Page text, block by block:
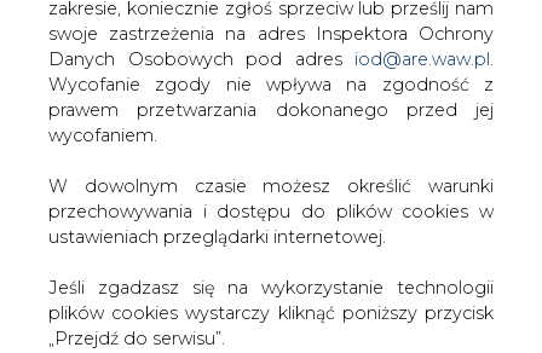
prawem przetwarzania dokonanego przed jej
wycofaniem.
W dowolnym czasie możesz określić warunki
przechowywania i dostępu do plików cookies w
ustawieniach przeglądarki internetowej.
Jeśli zgadzasz się na wykorzystanie technologii
plików cookies wystarczy kliknąć poniższy przycisk
„Przejdź do serwisu”.
Zarząd Agencji Rynku Energii S.A Wydawca portalu
CIRE.pl
Dochody budżetu państwapo styczniu2025 r.
Po styczniu 2025 r. dochody budżetu państwa wyniosły
47,4 mld zł i były niższe o ok. 14,1 mld zł (tj. 23,0%)
w stosunku do stycznia 2024 r. (61,5 mld zł, tj. 9,8% planu).
Dochody podatkowe budżetu państwa wyniosły 43,2
mld zł i były niższe o ok. 13,2 mld zł (tj. 23,4%) w stosunku
do stycznia 2024 r., w tym:
➤ dochody z podatku VAT wyniosły 34,2 mld zł i były
wyższe o ok 3,1 mld zł (tj. 9,8%) w stosunku do stycznia
2024 r.,